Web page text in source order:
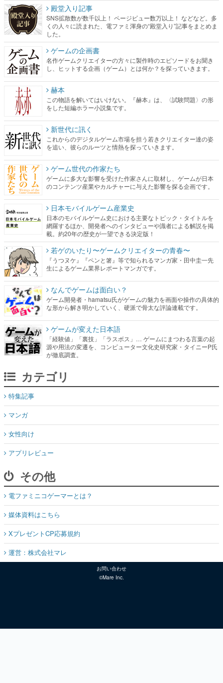
殿堂入り記事
SNS拡散数が数千以上！ ページビュー数万以上！ などなど。多
くの人々に読まれた、電ファミ渾身の“殿堂入り”記事をまとめま
した。
ゲームの企画書
名作ゲームクリエイターの方々に製作時のエピソードをお聞き
し、ヒットする企画（ゲーム）とは何か？を探っていきます。
赫本
この物語を解いてはいけない。『赫本』は、〈試験問題〉の形
をした短編ホラー小説集です。
新世代に訊く
これからのデジタルゲーム市場を担う若きクリエイター達の姿
を追い、彼らのルーツと情熱を探っていきます。
ゲーム世代の作家たち
ゲームに多大な影響を受けた作家さんに取材し、ゲームが日本
のコンテンツ産業やカルチャーに与えた影響を探る企画です。
日本モバイルゲーム産業史
日本のモバイルゲーム史における主要なトピック・タイトルを
網羅するほか、開発者へのインタビューや識者による解説を掲
載。約20年の歴史が一望できる決定版！
若ゲのいたり〜ゲームクリエイターの青春〜
『うつヌケ』『ペンと箸』等で知られるマンガ家・田中圭一先
生によるゲーム業界レポートマンガです。
なんでゲームは面白い？
ゲーム開発者・hamatsu氏がゲームの魅力を画面や操作の具体的
な形から解き明かしていく、硬派で骨太な評論連載です。
ゲームが変えた日本語
「経験値」「裏技」「ラスボス」… ゲームにまつわる言葉の起
源や用法の変遷を、コンピューター文化史研究家・タイニーP氏
が徹底調査。
カテゴリ
特集記事
マンガ
女性向け
アプリレビュー
その他
電ファミニコゲーマーとは？
媒体資料はこちら
XプレゼントCP応募規約
運営：株式会社マレ
お問い合わせ
©Mare Inc.